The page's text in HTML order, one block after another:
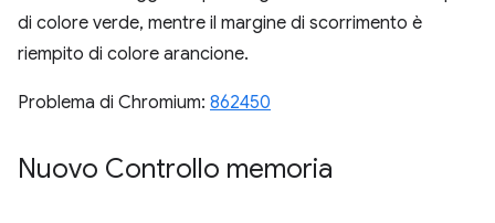
di colore verde, mentre il margine di scorrimento è
riempito di colore arancione.
Problema di Chromium: 862450
Nuovo Controllo memoria